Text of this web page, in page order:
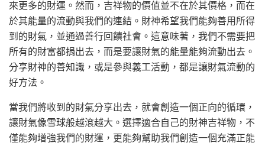
來更多的財運。然而，吉祥物的價值並不在於其價格，而在
於其能量的流動與我們的連結。財神希望我們能夠善用所得
到的財氣，並通過善行回饋社會。這意味著，我們不需要把
所有的財富都捐出去，而是要讓財氣的能量能夠流動出去。
分享財神的善知識，或是參與義工活動，都是讓財氣流動的
好方法。
當我們將收到的財氣分享出去，就會創造一個正向的循環，
讓財氣像雪球般越滾越大。選擇適合自己的財神吉祥物，不
僅能夠增強我們的財運，更能夠幫助我們創造一個充滿正能